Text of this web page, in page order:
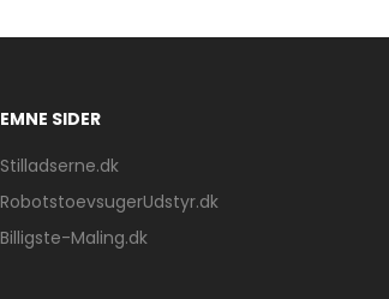
EMNE SIDER
Stilladserne.dk
RobotstoevsugerUdstyr.dk
Billigste-Maling.dk